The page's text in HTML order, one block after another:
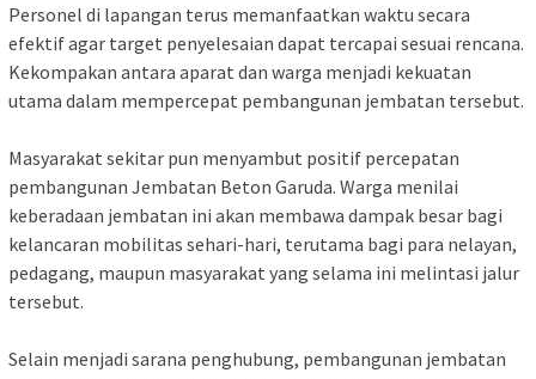
Personel di lapangan terus memanfaatkan waktu secara
efektif agar target penyelesaian dapat tercapai sesuai rencana.
Kekompakan antara aparat dan warga menjadi kekuatan
utama dalam mempercepat pembangunan jembatan tersebut.
Masyarakat sekitar pun menyambut positif percepatan
pembangunan Jembatan Beton Garuda. Warga menilai
keberadaan jembatan ini akan membawa dampak besar bagi
kelancaran mobilitas sehari-hari, terutama bagi para nelayan,
pedagang, maupun masyarakat yang selama ini melintasi jalur
tersebut.
Selain menjadi sarana penghubung, pembangunan jembatan